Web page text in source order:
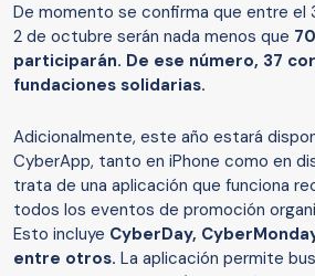
De momento se confirma que entre
2 de octubre serán nada menos que
participarán. De ese número, 37
fundaciones solidarias.
Adicionalmente, este año estará
CyberApp, tanto en iPhone como en
trata de una aplicación que funciona
todos los eventos de promoción
Esto incluye CyberDay,
entre otros. La aplicación permite